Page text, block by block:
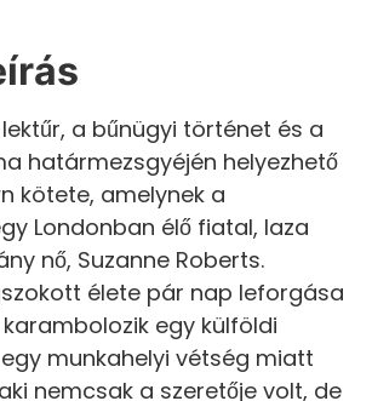
a bűnügyi történet és a
határmezsgyéjén helyezhető
kötete, amelynek a
Londonban élő fiatal, laza
nő, Suzanne Roberts.
élete pár nap leforgása
egy külföldi
munkahelyi vétség miatt
nemcsak a szeretője volt, de